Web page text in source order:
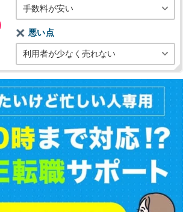
手数料が安い
悪い点
利用者が少なく売れない